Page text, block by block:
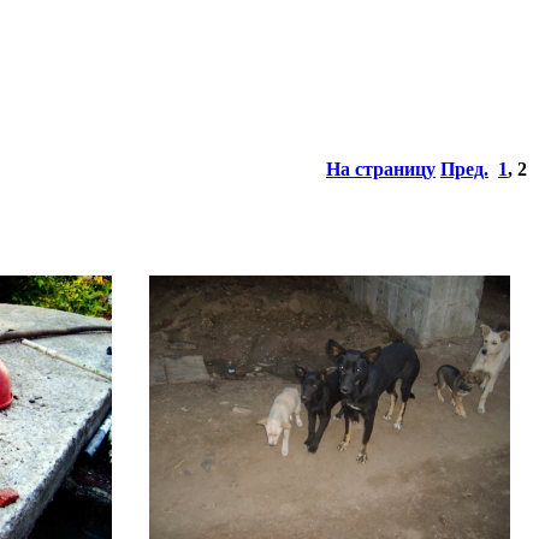
На страницу Пред. 1, 2